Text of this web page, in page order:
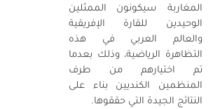
المغاربة سيكونون الممثلين
الوحيدين للقارة الإفريقية
والعالم العربي في هذه
التظاهرة الرياضية، وذلك بعدما
تم اختيارهم من طرف
المنظمين الكنديين بناء على
النتائج الجيدة التي حققوها.